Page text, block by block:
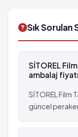
Düzensiz ve
Sık Sorulan
SİTOREL
ambalaj
SİTOREL Film
güncel